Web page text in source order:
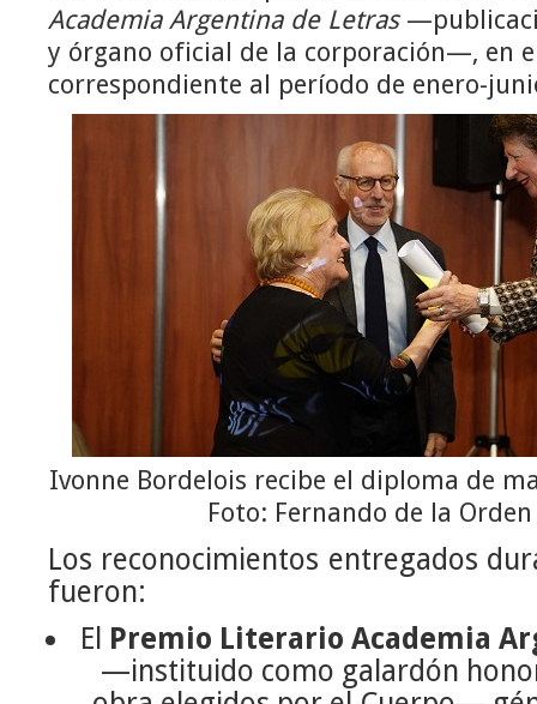
Academia Argentina de Letras
y órgano oficial de la corporación—, en
correspondiente al período de enero-
Ivonne Bordelois recibe el diploma de
Foto: Fernando de la
Los reconocimientos entregados
fueron:
El Premio Literario Academia
—instituido como galardón